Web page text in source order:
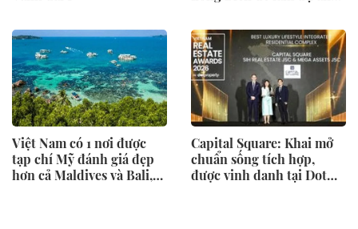
mại
Việt Nam có 1 nơi được
tạp chí Mỹ đánh giá đẹp
hơn cả Maldives và Bali,
Capital Square: Khai mở
chuẩn sống tích hợp,
được vinh danh tại Dot